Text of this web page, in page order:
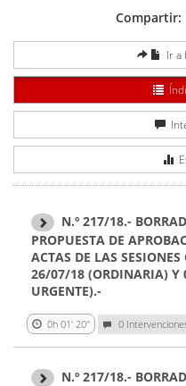
Compartir:
Ir a
N.º 217/18.-
PROPUESTA DE
ACTAS DE LAS
26/07/18 (ORDINARIA) Y
URGENTE).-
0h 01' 20'' 0
N.º 217/18.-